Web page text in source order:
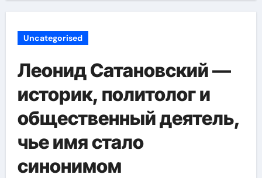
Uncategorised
Леонид Сатановский —
историк, политолог и
общественный деятель,
чье имя стало
синонимом